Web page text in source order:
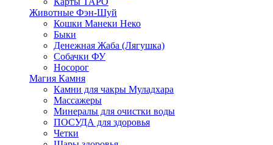
Животные Фэн-Шуй
Кошки Манеки Неко
Быки
Денежная Жаба (Лягушка)
Собачки ФУ
Носорог
Магия Камня
Камни для чакры Муладхара
Массажеры
Минералы для очистки воды
ПОСУДА для здоровья
Четки